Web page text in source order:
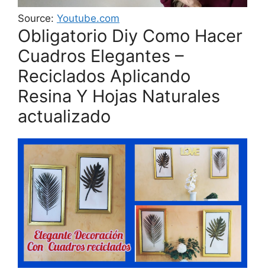
Source: Youtube.com
Obligatorio Diy Como Hacer
Cuadros Elegantes –
Reciclados Aplicando
Resina Y Hojas Naturales
actualizado